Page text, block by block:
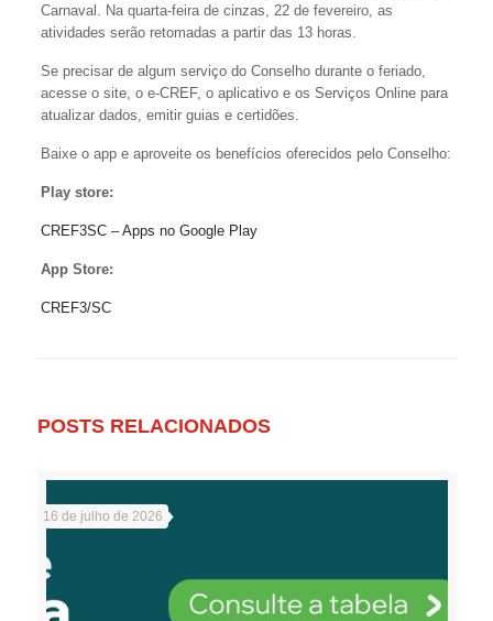
Carnaval. Na quarta-feira de cinzas, 22 de fevereiro, as
atividades serão retomadas a partir das 13 horas.
Se precisar de algum serviço do Conselho durante o feriado,
acesse o site, o e-CREF, o aplicativo e os Serviços Online para
atualizar dados, emitir guias e certidões.
Baixe o app e aproveite os benefícios oferecidos pelo Conselho:
Play store:
CREF3SC – Apps no Google Play
App Store:
CREF3/SC
POSTS RELACIONADOS
16 de julho de 2026